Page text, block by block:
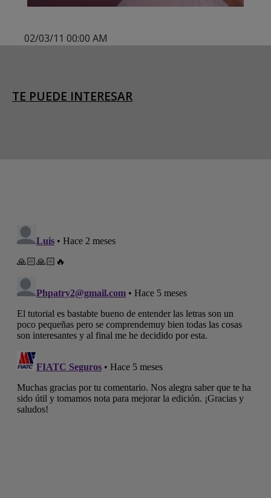
02/03/11 00:00 AM
TE PUEDE INTERESAR